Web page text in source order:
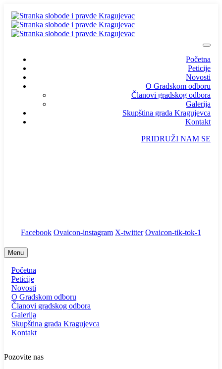
Početna
Peticije
Novosti
O Gradskom odboru
Članovi gradskog odbora
Galerija
Skupština grada Kragujevca
Kontakt
PRIDRUŽI NAM SE
Facebook Ovaicon-instagram X-twitter Ovaicon-tik-tok-1
Menu
Početna
Peticije
Novosti
O Gradskom odboru
Članovi gradskog odbora
Galerija
Skupština grada Kragujevca
Kontakt
Pozovite nas